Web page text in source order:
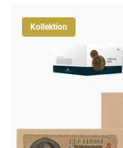
Kollektion